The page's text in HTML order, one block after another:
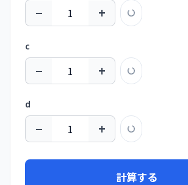
− +
c
− +
d
− +
計算する